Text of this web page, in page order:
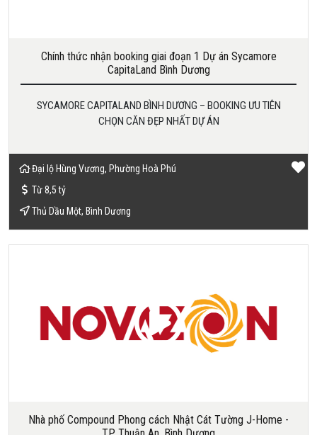
Chính thức nhận booking giai đoạn 1 Dự án Sycamore
CapitaLand Bình Dương
SYCAMORE CAPITALAND BÌNH DƯƠNG – BOOKING ƯU TIÊN
CHỌN CĂN ĐẸP NHẤT DỰ ÁN
Đại lộ Hùng Vương, Phường Hoà Phú
Từ 8,5 tỷ
Thủ Dầu Một, Bình Dương
Nhà phố Compound Phong cách Nhật Cát Tường J-Home -